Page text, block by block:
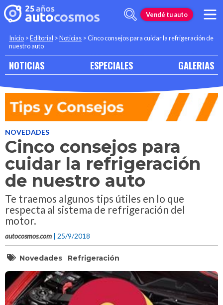
Vendé tu auto
Inicio >Editorial >Noticias >Cinco consejos para cuidar la refrigeración de
nuestro auto
NOTICIAS ESPECIALES GALERIAS
NOVEDADES
Cinco consejos para
cuidar la refrigeración
de nuestro auto
Te traemos algunos tips útiles en lo que
respecta al sistema de refrigeración del
motor.
autocosmos.com | 25/9/2018
Novedades Refrigeración